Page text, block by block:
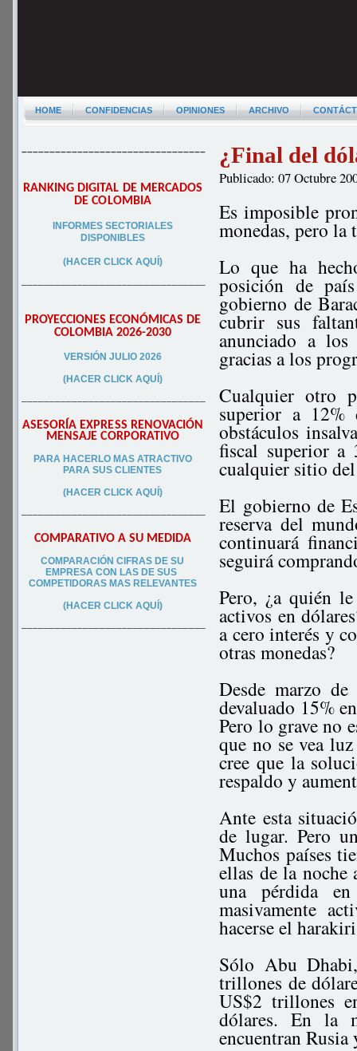
HOME CONFIDENCIAS OPINIONES ARCHIVO
–––––––––––––––––––––––––––––––––
RANKING DIGITAL DE MERCADOS
DE COLOMBIA
INFORMES SECTORIALES
DISPONIBLES
(HACER CLICK AQUÍ)
–––––––––––––––––––––––––––––––––
PROYECCIONES ECONÓMICAS DE
COLOMBIA 2026-2030
VERSIÓN JULIO 2026
(HACER CLICK AQUÍ)
–––––––––––––––––––––––––––––––––
ASESORÍA EXPRESS RENOVACIÓN
MENSAJE CORPORATIVO
PARA HACERLO MAS ATRACTIVO
PARA SUS CLIENTES
(HACER CLICK AQUÍ)
–––––––––––––––––––––––––––––––––
COMPARATIVO A SU MEDIDA
COMPARACIÓN CIFRAS DE SU
EMPRESA CON LAS DE SUS
COMPETIDORAS MAS RELEVANTES
(HACER CLICK AQUÍ)
–––––––––––––––––––––––––––––––––
¿Final del
Publicado: 07 Octubre
Es imposible
monedas, pero la
Lo que ha
posición de
gobierno de
cubrir sus
anunciado a los
gracias a los
Cualquier otro
superior a 12%
obstáculos
fiscal superior a
cualquier sitio
El gobierno de
reserva del
continuará
seguirá
Pero, ¿a quién
activos en
a cero interés y
otras monedas?
Desde marzo
devaluado 15%
Pero lo grave no
que no se vea
cree que la
respaldo y
Ante esta
de lugar. Pero
Muchos países
ellas de la noche
una pérdida
masivamente
hacerse el
Sólo Abu
trillones de
US$2 trillones
dólares. En la
encuentran